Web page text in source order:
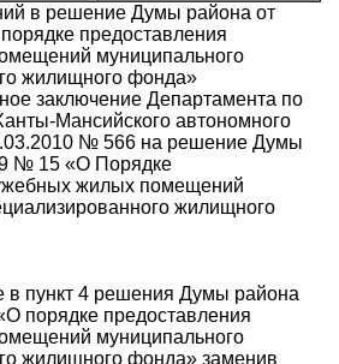
в решение Думы района от
предоставления
муниципального
жилищного фонда»
заключение Департамента по
Мансийского автономного
№ 566 на решение Думы
№ 15 «О Порядке
жилых помещений
жилищного
в пункт 4 решения Думы района
порядке предоставления
муниципального
жилищного фонда» заменив